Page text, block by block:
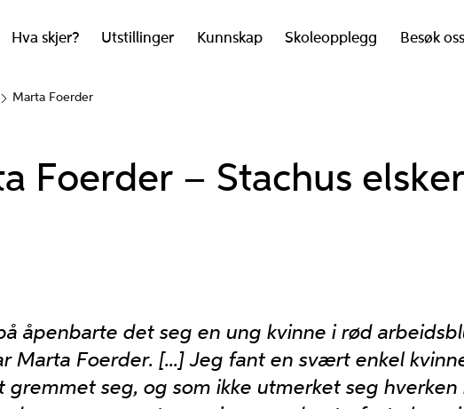
Hva skjer? Utstillinger Kunnskap Skoleopplegg Besøk oss
Marta Foerder
Foerder – Stachus
åpenbarte det seg en ung kvinne i rød
Marta Foerder. [...] Jeg fant en svært enkel
gremmet seg, og som ikke utmerket seg hverken